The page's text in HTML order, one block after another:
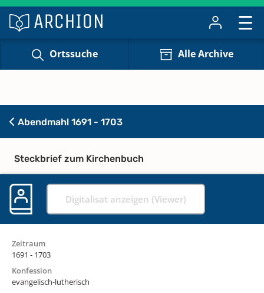
Ortssuche Alle Archive
Abendmahl 1691 - 1703
Steckbrief zum Kirchenbuch
Digitalisat anzeigen (Viewer)
Zeitraum
1691 - 1703
Konfession
evangelisch-lutherisch